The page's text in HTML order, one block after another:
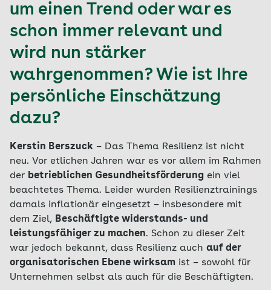
um einen Trend oder war es
schon immer relevant und
wird nun stärker
wahrgenommen? Wie ist Ihre
persönliche Einschätzung
dazu?
Kerstin Berszuck – Das Thema Resilienz ist nicht
neu. Vor etlichen Jahren war es vor allem im Rahmen
der betrieblichen Gesundheitsförderung ein viel
beachtetes Thema. Leider wurden Resilienztrainings
damals inflationär eingesetzt – insbesondere mit
dem Ziel, Beschäftigte widerstands- und
leistungsfähiger zu machen. Schon zu dieser Zeit
war jedoch bekannt, dass Resilienz auch auf der
organisatorischen Ebene wirksam ist – sowohl für
Unternehmen selbst als auch für die Beschäftigten.